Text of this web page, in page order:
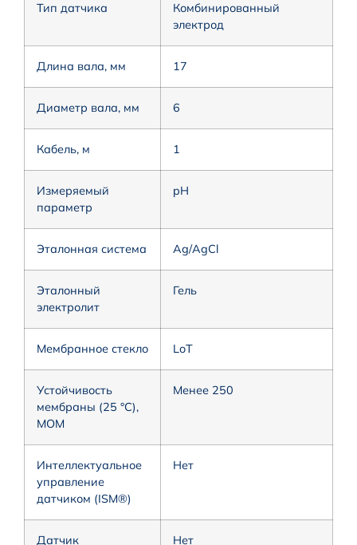
Тип датчика
Комбинированный
электрод
Длина вала, мм 17
Диаметр вала, мм 6
Кабель, м 1
Измеряемый
параметр
pH
Эталонная система Ag/AgCl
Эталонный
электролит
Гель
Мембранное стекло LoT
Устойчивость
мембраны (25 °C),
МОМ
Менее 250
Интеллектуальное
управление
датчиком (ISM®)
Нет
Датчик Нет